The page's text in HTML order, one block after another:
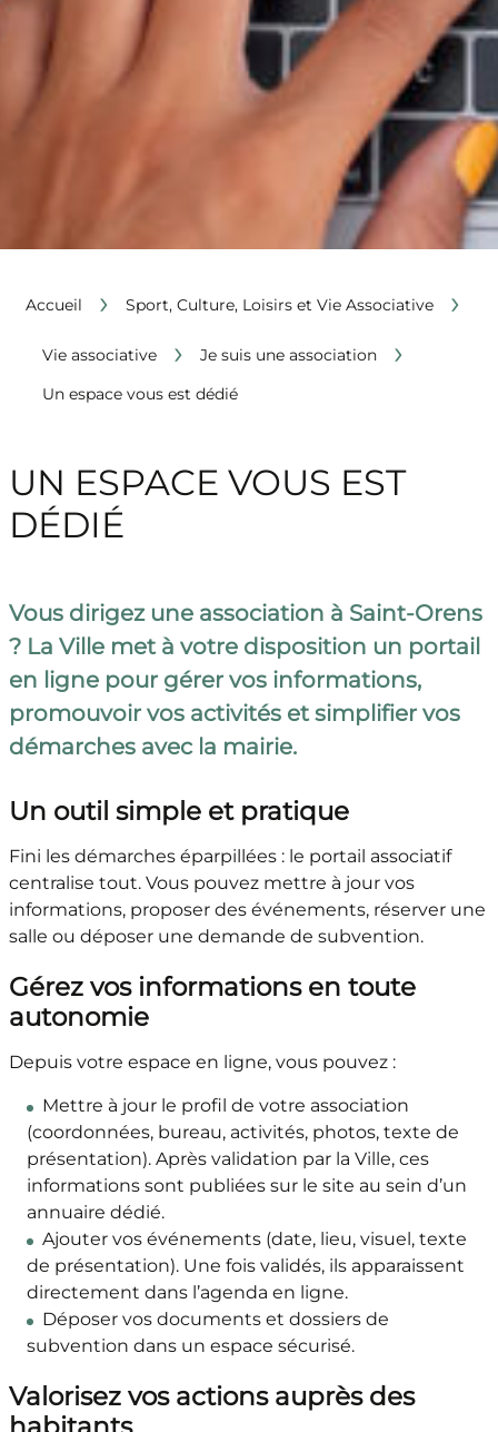
Accueil › Sport, Culture, Loisirs et Vie Associative ›
Vie associative › Je suis une association ›
Un espace vous est dédié
UN ESPACE VOUS EST
DÉDIÉ
Vous dirigez une association à Saint-Orens
? La Ville met à votre disposition un portail
en ligne pour gérer vos informations,
promouvoir vos activités et simplifier vos
démarches avec la mairie.
Un outil simple et pratique
Fini les démarches éparpillées : le portail associatif
centralise tout. Vous pouvez mettre à jour vos
informations, proposer des événements, réserver une
salle ou déposer une demande de subvention.
Gérez vos informations en toute
autonomie
Depuis votre espace en ligne, vous pouvez :
Mettre à jour le profil de votre association
(coordonnées, bureau, activités, photos, texte de
présentation). Après validation par la Ville, ces
informations sont publiées sur le site au sein d’un
annuaire dédié.
Ajouter vos événements (date, lieu, visuel, texte
de présentation). Une fois validés, ils apparaissent
directement dans l’agenda en ligne.
Déposer vos documents et dossiers de
subvention dans un espace sécurisé.
Valorisez vos actions auprès des